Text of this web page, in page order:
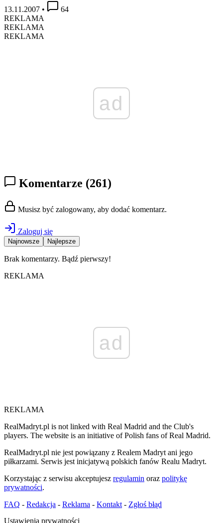
13.11.2007 •
64
REKLAMA
REKLAMA
REKLAMA
ad
Komentarze (261)
Musisz być zalogowany, aby dodać komentarz.
Zaloguj się
Najnowsze Najlepsze
Brak komentarzy. Bądź pierwszy!
REKLAMA
ad
REKLAMA
RealMadryt.pl is not linked with Real Madrid and the Club's
players. The website is an initiative of Polish fans of Real Madrid.
RealMadryt.pl nie jest powiązany z Realem Madryt ani jego
piłkarzami. Serwis jest inicjatywą polskich fanów Realu Madryt.
Korzystając z serwisu akceptujesz regulamin oraz politykę
prywatności.
FAQ - Redakcja - Reklama - Kontakt - Zgłoś błąd
Ustawienia prywatności